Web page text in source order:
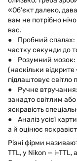
«Об’єкт далеко,
вам не потрібно
вас.
● Пробний спалах:
частку секунди до
● Розумний мозок:
(наскільки відкрите
підлаштовує світло
● Ручне
занадто світлим
яскравість
● Аналіз усієї
а й оцінює
Різні фірми
TTL, у Nikon — i-